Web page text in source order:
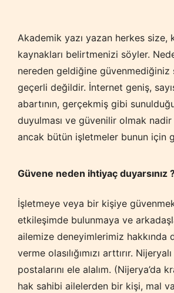
Akademik yazı yazan herkes size,
kaynakları belirtmenizi söyler.
nereden geldiğine güvenmediğiniz
geçerli değildir. İnternet geniş,
abartının, gerçekmiş gibi
duyulması ve güvenilir olmak
ancak bütün işletmeler bunun için
Güvene neden ihtiyaç duyarsınız
İşletmeye veya bir kişiye
etkileşimde bulunmaya ve
ailemize deneyimlerimiz hakkında
verme olasılığımızı arttırır.
postalarını ele alalım. (Nijerya’da
hak sahibi ailelerden bir kişi, mal